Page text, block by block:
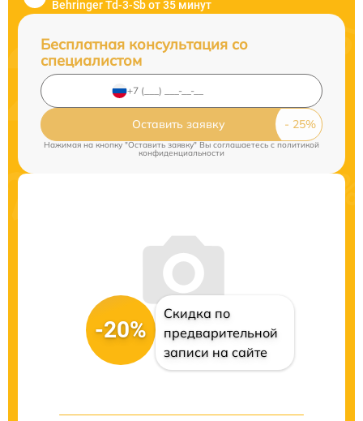
Behringer Td-3-Sb от 35 минут
Бесплатная консультация со
специалистом
Оставить заявку
Нажимая на кнопку "Оставить заявку" Вы соглашаетесь cполитикой
конфиденциальности
-20%
Скидка по
предварительной
записи на сайте